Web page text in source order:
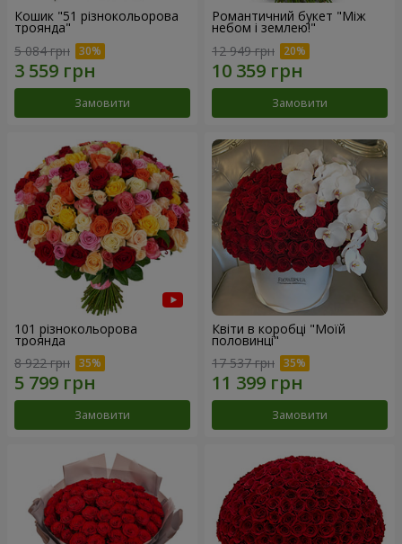
Кошик "51 різнокольорова
троянда"
5 084 грн
Замовити
Романтичний букет "Між
небом і землею!"
12 949 грн
Замовити
101 різнокольорова
троянда
8 922 грн
Замовити
Квіти в коробці "Моїй
половинці"
17 537 грн
Замовити